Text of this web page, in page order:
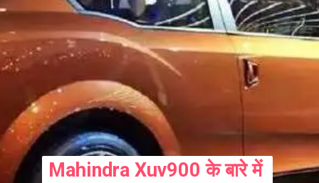
Mahindra Xuv900 के बारे में
Mahindra Xuv900 के बारे में